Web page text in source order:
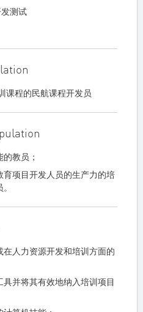
测试
课程的民航课程开发员
教员；
项目开发人员的生产力的培
人力资源开发和培训方面的
并将其有效地纳入培训项目